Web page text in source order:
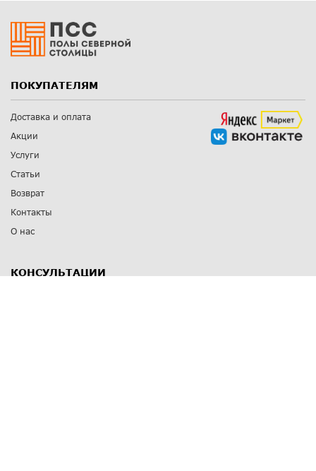
ПОКУПАТЕЛЯМ
Доставка и оплата
Акции
Услуги
Статьи
Возврат
Контакты
О нас
КОНСУЛЬТАЦИИ